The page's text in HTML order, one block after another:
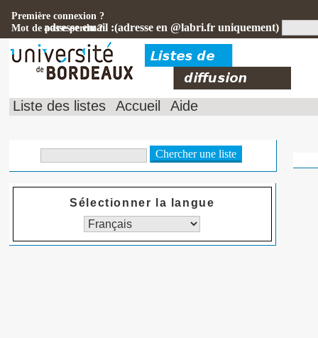
adresse email :(adresse en @labri.fr uniquement)
Première connexion ?
Mot de passe perdu ?
Liste des listes Accueil Aide
Sélectionner la langue